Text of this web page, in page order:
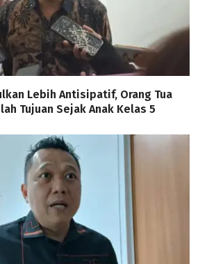
Lebih Antisipatif, Orang Tua
Tujuan Sejak Anak Kelas 5